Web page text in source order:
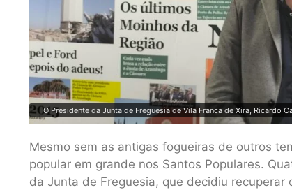
O Presidente da Junta de Freguesia de Vila Franca de Xira, Ricardo
Mesmo sem as antigas fogueiras de outros
popular em grande nos Santos Populares.
da Junta de Freguesia, que decidiu